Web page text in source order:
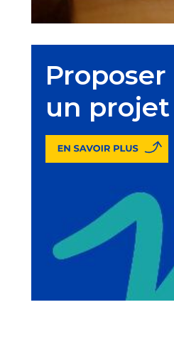
Proposer
un projet